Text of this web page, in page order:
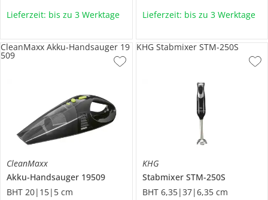
Lieferzeit: bis zu 3 Werktage Lieferzeit: bis zu 3 Werktage
CleanMaxx
Akku-Handsauger 19509
BHT 20|15|5 cm
CleanMaxx Akku-Handsauger 19
509
KHG
Stabmixer STM-250S
BHT 6,35|37|6,35 cm
KHG Stabmixer STM-250S